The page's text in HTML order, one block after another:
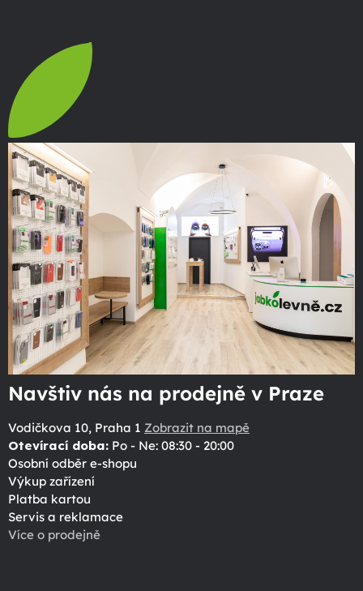
Navštiv nás na prodejně v Praze
Vodičkova 10, Praha 1 Zobrazit na mapě
Otevírací doba: Po - Ne: 08:30 - 20:00
Osobní odběr e-shopu
Výkup zařízení
Platba kartou
Servis a reklamace
Více o prodejně